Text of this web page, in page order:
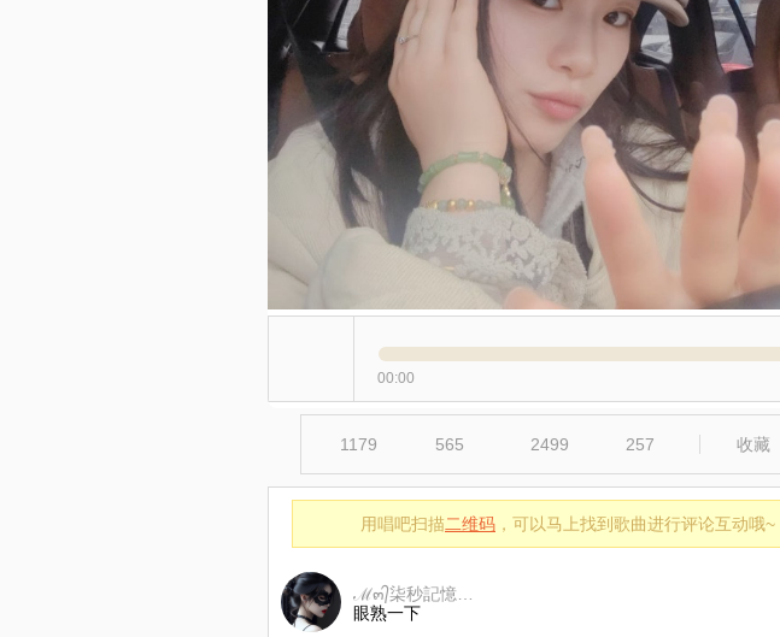
00:00
1179 565 2499 257 收藏
用唱吧扫描二维码 ，可以马上找到歌曲进行评论互动哦~
眼熟一下